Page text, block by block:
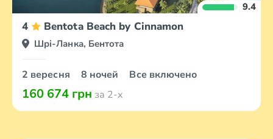
9.4
4 Bentota Beach by Cinnamon
Шрі-Ланка, Бентота
2 вересня 8 ночей Все включено
160 674 грн за 2-х